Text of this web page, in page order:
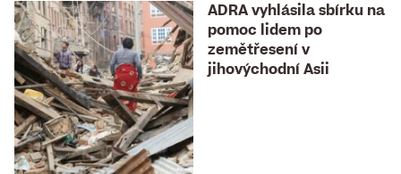
ADRA vyhlásila sbírku na
pomoc lidem po
zemětřesení v
jihovýchodní Asii